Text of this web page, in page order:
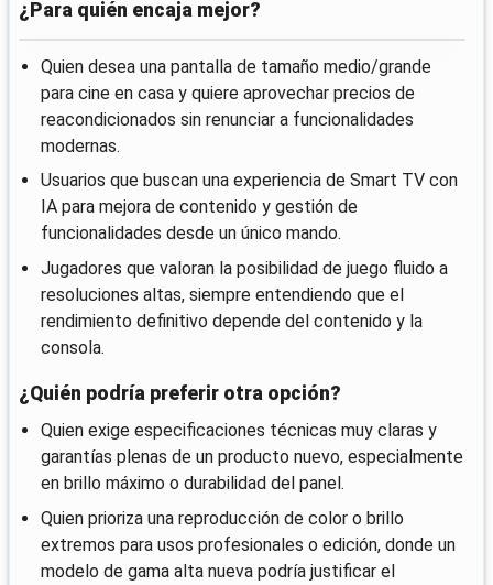
¿Para quién encaja mejor?
Quien desea una pantalla de tamaño medio/grande
para cine en casa y quiere aprovechar precios de
reacondicionados sin renunciar a funcionalidades
modernas.
Usuarios que buscan una experiencia de Smart TV con
IA para mejora de contenido y gestión de
funcionalidades desde un único mando.
Jugadores que valoran la posibilidad de juego fluido a
resoluciones altas, siempre entendiendo que el
rendimiento definitivo depende del contenido y la
consola.
¿Quién podría preferir otra opción?
Quien exige especificaciones técnicas muy claras y
garantías plenas de un producto nuevo, especialmente
en brillo máximo o durabilidad del panel.
Quien prioriza una reproducción de color o brillo
extremos para usos profesionales o edición, donde un
modelo de gama alta nueva podría justificar el